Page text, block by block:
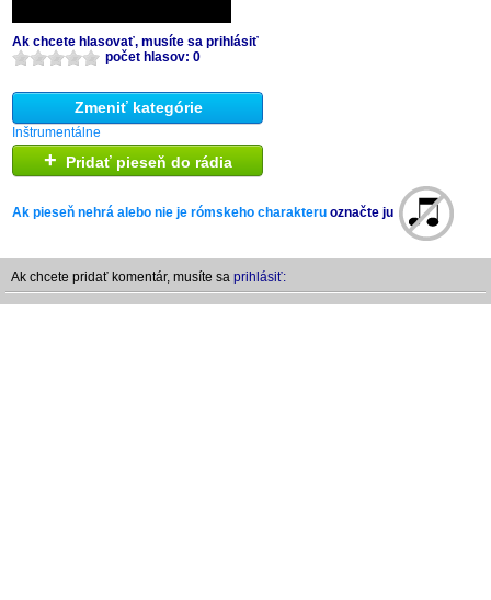
Ak chcete hlasovať, musíte sa prihlásiť
počet hlasov: 0
Zmeniť kategórie
Inštrumentálne
+ Pridať pieseň do rádia
Ak pieseň nehrá alebo nie je rómskeho charakteru označte ju
Ak chcete pridať komentár, musíte sa prihlásiť: